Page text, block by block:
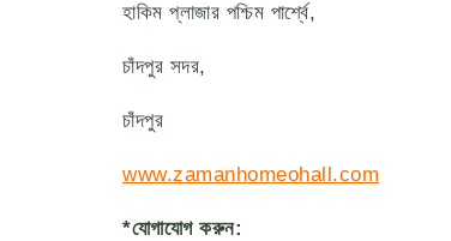
হাকিম প্লাজার পশ্চিম পার্শ্বে,
চাঁদপুর সদর,
চাঁদপুর
www.zamanhomeohall.com
*যোগাযোগ করুন: